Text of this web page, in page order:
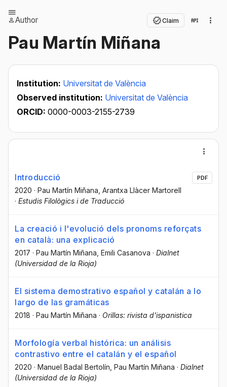
Author Claim
Pau Martín Miñana
Institution: Universitat de València
Observed institution: Universitat de València
ORCID: 0000-0003-2155-2739
Introducció
2020 · Pau Martín Miñana , Arantxa Llàcer Martorell
· Estudis Filològics i de Traducció
PDF
La creació i l'evolució dels pronoms reforçats
en català: una explicació
2017 · Pau Martín Miñana , Emili Casanova · Dialnet
(Universidad de la Rioja)
El sistema demostrativo español y catalán a lo
largo de las gramáticas
2018 · Pau Martín Miñana · Orillas: rivista d'ispanistica
Morfología verbal histórica: un análisis
contrastivo entre el catalán y el español
2020 · Manuel Badal Bertolín , Pau Martín Miñana · Dialnet
(Universidad de la Rioja)